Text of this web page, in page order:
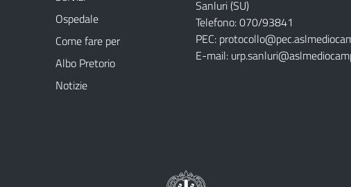
Ospedale
Come fare per
Albo Pretorio
Notizie
Sanluri (SU)
Telefono: 070/93841
PEC:
E-mail: